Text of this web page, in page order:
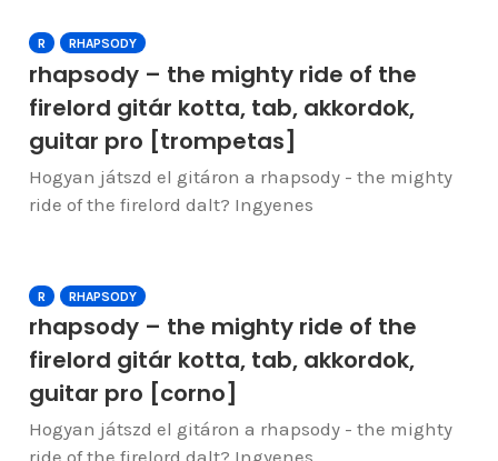
R RHAPSODY
rhapsody – the mighty ride of the
firelord gitár kotta, tab, akkordok,
guitar pro [trompetas]
Hogyan játszd el gitáron a rhapsody - the mighty
ride of the firelord dalt? Ingyenes
R RHAPSODY
rhapsody – the mighty ride of the
firelord gitár kotta, tab, akkordok,
guitar pro [corno]
Hogyan játszd el gitáron a rhapsody - the mighty